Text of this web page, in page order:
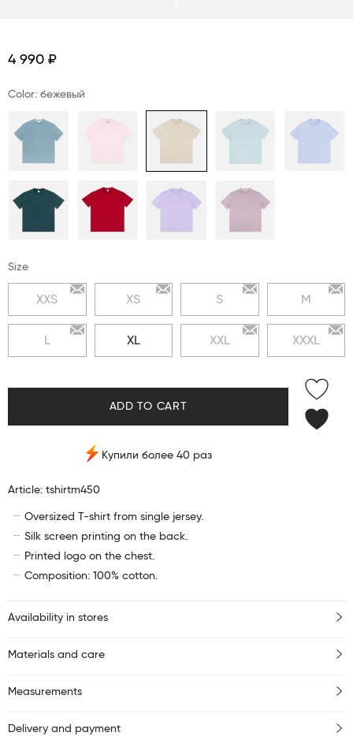
4 990 ₽
Color: бежевый
Size
XXS XS S M
L XL XXL XXXL
ADD TO CART
Купили более 40 раз
Article: tshirtm450
Oversized T-shirt from single jersey.
Silk screen printing on the back.
Printed logo on the chest.
Composition: 100% cotton.
Availability in stores
Materials and care
Measurements
Delivery and payment